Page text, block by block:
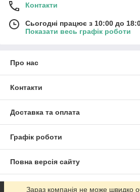
Контакти
Сьогодні працює з 10:00 до
Показати весь графік роботи
Про нас
Контакти
Доставка та оплата
Графік роботи
Повна версія сайту
Сайт створено на маркетплейсі
Зараз компанія не може швидко